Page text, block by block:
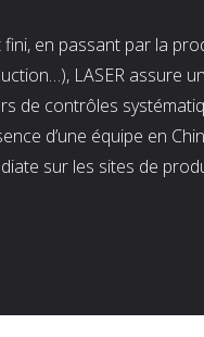
fini, en passant par la
LASER assure
de contrôles
d’une équipe en
sur les sites de